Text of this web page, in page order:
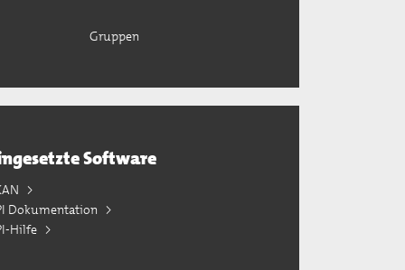
Gruppen
Software
Dokumentation
Hilfe